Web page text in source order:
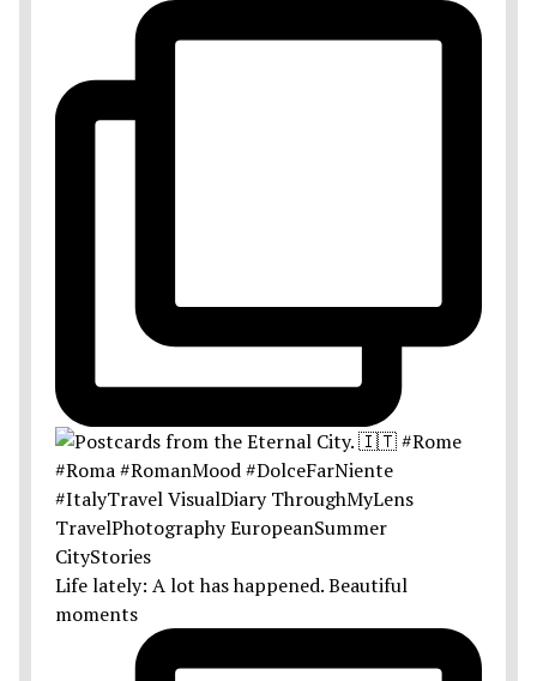
Life lately: A lot has happened. Beautiful
moments